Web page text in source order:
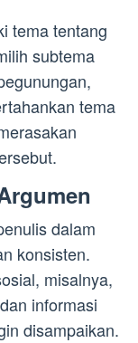
tema tentang
subtema
tema
dalam
konsisten.
misalnya,
informasi
disampaikan.